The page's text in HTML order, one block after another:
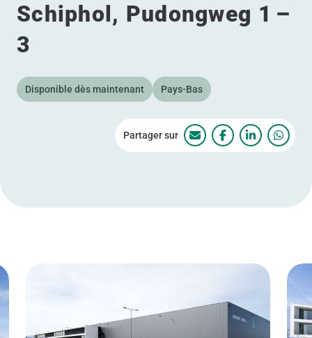
Schiphol, Pudongweg 1 –
3
Disponible dès maintenant Pays-Bas
Partager sur Schiphol, Pudongweg
Schiphol,Schiphol,